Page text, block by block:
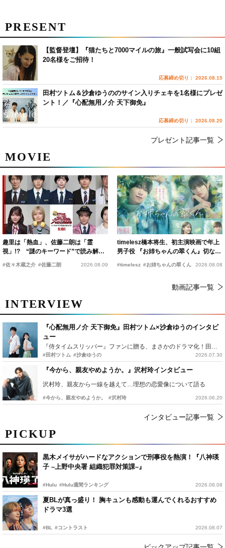
PICKUP
黒木メイサがハードなアクションで刑事役を熱演！『八神瑛
子 –上野中央署 組織犯罪対策課–』
#Hulu #Hulu週間ランキング 2026.08.08
夏BLが真っ盛り！ 胸キュンも感動も運んでくれるおすすめ
ドラマ3選
#BL #コントラスト 2026.08.07
MOVIE
趣里は「熱血」、佐藤二朗は「霊
視」!? “謎のキーワード”で読み解く
『踊る大捜査線 N.E.W.』新メンバー
#佐々木蔵之介 #佐藤二朗 2026.08.09
timelesz橋本将生、初主演映画で年上
男子役 『お姉ちゃんの翠くん』切ない
恋の幕開けを予感
#timelesz #お姉ちゃんの翠くん 2026.08.08
動画記事一覧
INTERVIEW
『心配無用ノ介 天下御免』田村ツトム×沙倉ゆうのインタビ
ュー
『侍タイムスリッパー』ファンに贈る、まさかのドラマ化！田村ツトム×沙倉ゆうのが語る『心配無用ノ介』撮影秘話
#田村ツトム #沙倉ゆうの 2026.07.30
『今から、親友やめようか。』沢村玲インタビュー
沢村玲、親友から一線を越えて…理想の恋愛像について語る
#今から、親友やめようか。 #沢村玲 2026.06.20
インタビュー記事一覧
PRESENT
【監督登壇】『猫たちと7000マイルの旅』一般試写会に10組
20名様をご招待！
応募締め切り： 2026.08.15
田村ツトム＆沙倉ゆうののサイン入りチェキを1名様にプレゼ
ント！／『心配無用ノ介 天下御免』
応募締め切り： 2026.08.20
プレゼント記事一覧